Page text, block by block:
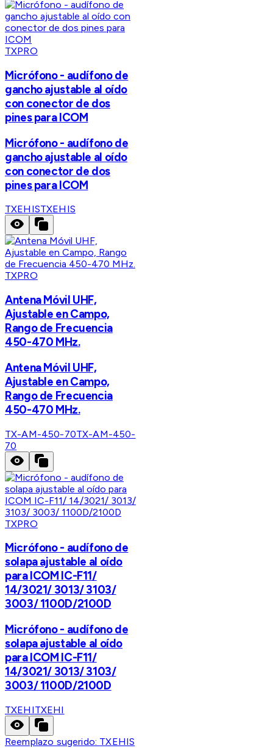
TXPRO
Micrófono - audífono de
gancho ajustable al oído
con conector de dos
pines para ICOM
Micrófono - audífono de
gancho ajustable al oído
con conector de dos
pines para ICOM
TXEHISTXEHIS
TXPRO
Antena Móvil UHF,
Ajustable en Campo,
Rango de Frecuencia
450-470 MHz.
Antena Móvil UHF,
Ajustable en Campo,
Rango de Frecuencia
450-470 MHz.
TX-AM-450-70TX-AM-450-
70
TXPRO
Micrófono - audífono de
solapa ajustable al oído
para ICOM IC-F11/
14/3021/ 3013/ 3103/
3003/ 1100D/2100D
Micrófono - audífono de
solapa ajustable al oído
para ICOM IC-F11/
14/3021/ 3013/ 3103/
3003/ 1100D/2100D
TXEHITXEHI
Reemplazo sugerido: TXEHIS